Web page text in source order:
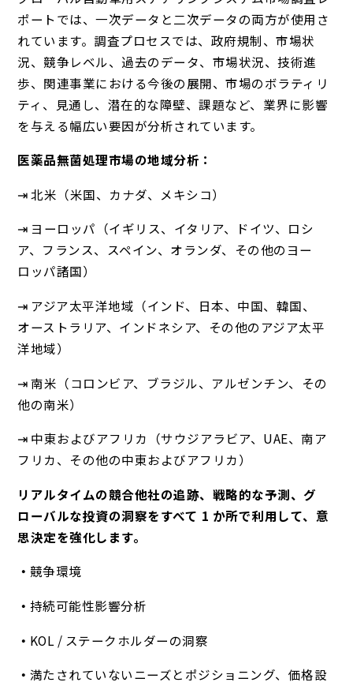
ポートでは、一次データと二次データの両方が使用さ
れています。調査プロセスでは、政府規制、市場状
況、競争レベル、過去のデータ、市場状況、技術進
歩、関連事業における今後の展開、市場のボラティリ
ティ、見通し、潜在的な障壁、課題など、業界に影響
を与える幅広い要因が分析されています。
医薬品無菌処理市場の地域分析：
⇥ 北米（米国、カナダ、メキシコ）
⇥ ヨーロッパ（イギリス、イタリア、ドイツ、ロシ
ア、フランス、スペイン、オランダ、その他のヨー
ロッパ諸国）
⇥ アジア太平洋地域（インド、日本、中国、韓国、
オーストラリア、インドネシア、その他のアジア太平
洋地域）
⇥ 南米（コロンビア、ブラジル、アルゼンチン、その
他の南米）
⇥ 中東およびアフリカ（サウジアラビア、UAE、南ア
フリカ、その他の中東およびアフリカ）
リアルタイムの競合他社の追跡、戦略的な予測、グ
ローバルな投資の洞察をすべて 1 か所で利用して、意
思決定を強化します。
競争環境
持続可能性影響分析
KOL / ステークホルダーの洞察
満たされていないニーズとポジショニング、価格設